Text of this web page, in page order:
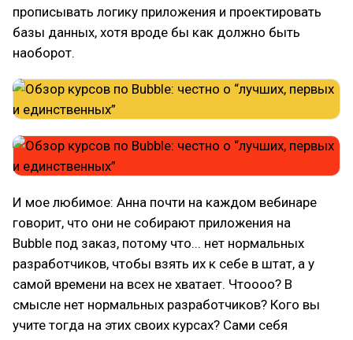
прописывать логику приложения и проектировать
базы данных, хотя вроде бы как должно быть
наоборот.
И мое любимое: Анна почти на каждом вебинаре
говорит, что они не собирают приложения на
Bubble под заказ, потому что... нет нормальных
разработчиков, чтобы взять их к себе в штат, а у
самой времени на всех не хватает. Чтоооо? В
смысле нет нормальных разработчиков? Кого вы
учите тогда на этих своих курсах? Сами себя